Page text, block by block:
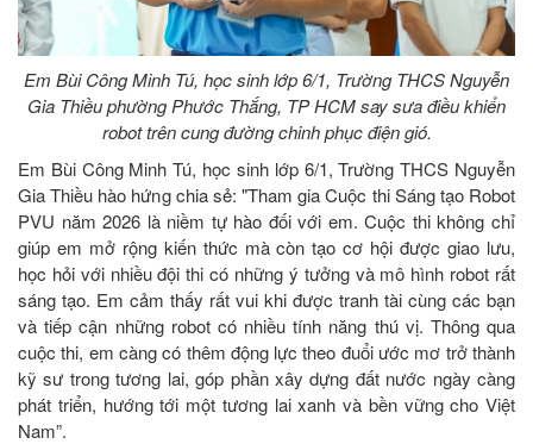
Em Bùi Công Minh Tú, học sinh lớp 6/1, Trường THCS Nguyễn
Gia Thiều phường Phước Thắng, TP HCM say sưa điều khiển
robot trên cung đường chinh phục điện gió.
Em Bùi Công Minh Tú, học sinh lớp 6/1, Trường THCS Nguyễn
Gia Thiều hào hứng chia sẻ: "Tham gia Cuộc thi Sáng tạo Robot
PVU năm 2026 là niềm tự hào đối với em. Cuộc thi không chỉ
giúp em mở rộng kiến thức mà còn tạo cơ hội được giao lưu,
học hỏi với nhiều đội thi có những ý tưởng và mô hình robot rất
sáng tạo. Em cảm thấy rất vui khi được tranh tài cùng các bạn
và tiếp cận những robot có nhiều tính năng thú vị. Thông qua
cuộc thi, em càng có thêm động lực theo đuổi ước mơ trở thành
kỹ sư trong tương lai, góp phần xây dựng đất nước ngày càng
phát triển, hướng tới một tương lai xanh và bền vững cho Việt
Nam”.